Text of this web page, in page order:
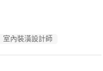
室內裝潢設計師